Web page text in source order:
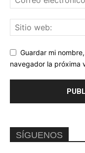
Guardar mi
navegador la próxima
SÍGUENOS